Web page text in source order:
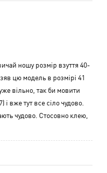
ношу розмір взуття 40-
цю модель в розмірі 41
вільно, так би мовити
вже тут все сіло чудово.
чудово. Стосовно клею,